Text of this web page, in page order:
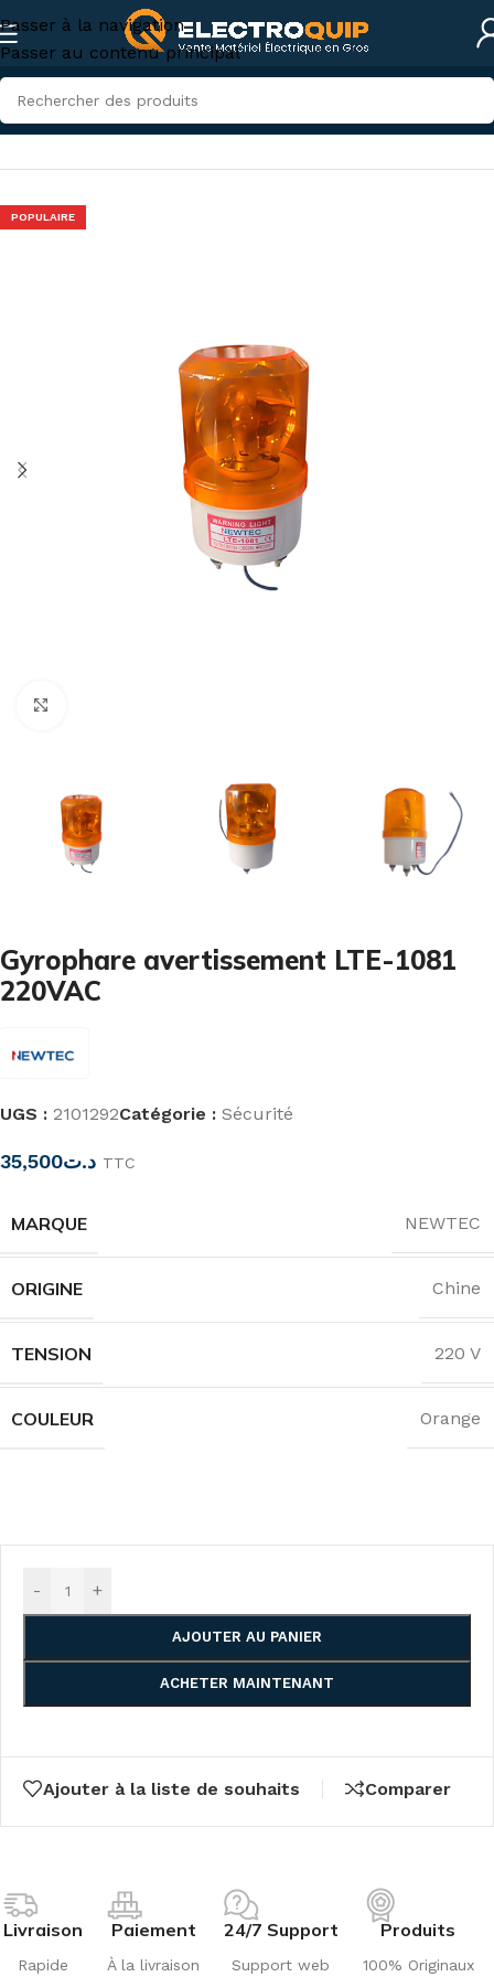
Passer à la navigation
Passer au contenu principal
Accueil/Sécurité
POPULAIRE
Gyrophare avertissement LTE-1081
220VAC
UGS : 2101292Catégorie : Sécurité
د.ت35,500 TTC
MARQUE NEWTEC
ORIGINE Chine
TENSION 220 V
COULEUR Orange
- +
AJOUTER AU PANIER
ACHETER MAINTENANT
Ajouter à la liste de souhaits Comparer
Livraison
Rapide
Paiement
À la livraison
24/7 Support
Support web
Produits
100% Originaux